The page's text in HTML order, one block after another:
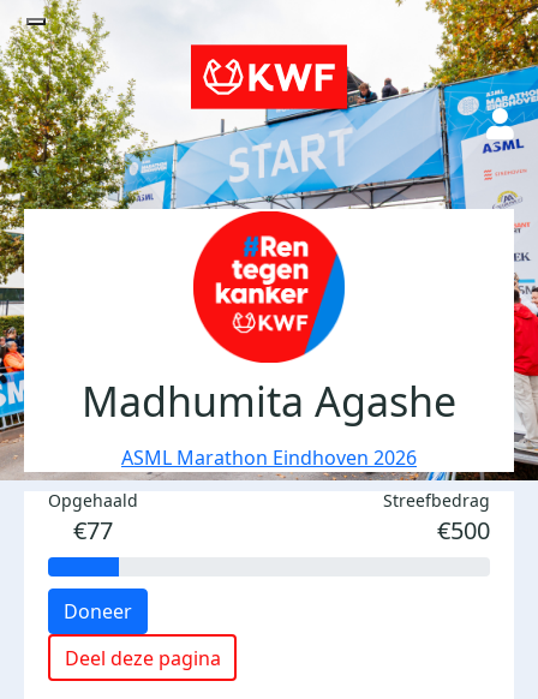
Madhumita Agashe
ASML Marathon Eindhoven 2026
Opgehaald
€77
Streefbedrag
€500
Doneer
Deel deze pagina